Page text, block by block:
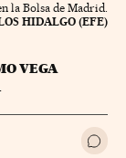
la Bolsa de Madrid.
HIDALGO (EFE)
VEGA
Ir a